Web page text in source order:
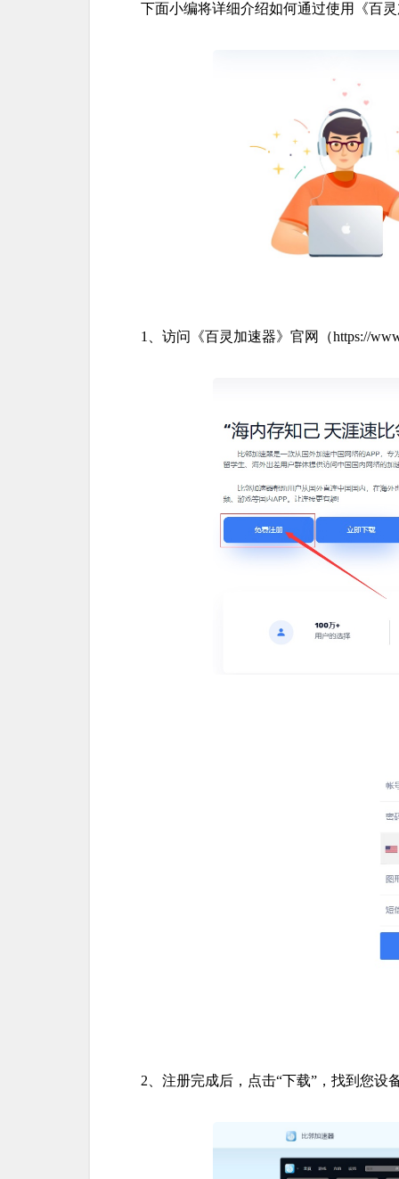
下面小编将详细介绍如何通过使用《百
1、访问《百灵加速器》官网（https://
2、注册完成后，点击“下载”，找到您设